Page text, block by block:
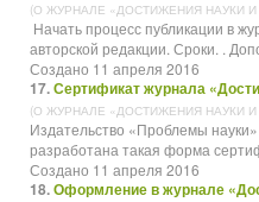
(О ЖУРНАЛЕ «ДОСТИЖЕНИЯ НАУКИ
Начать процесс публикации в
авторской редакции. Сроки. .
Создано 11 апреля 2016
17.Сертификат журнала
(О ЖУРНАЛЕ «ДОСТИЖЕНИЯ НАУКИ
Издательство «Проблемы
разработана такая форма
Создано 11 апреля 2016
18.Оформление в журнале